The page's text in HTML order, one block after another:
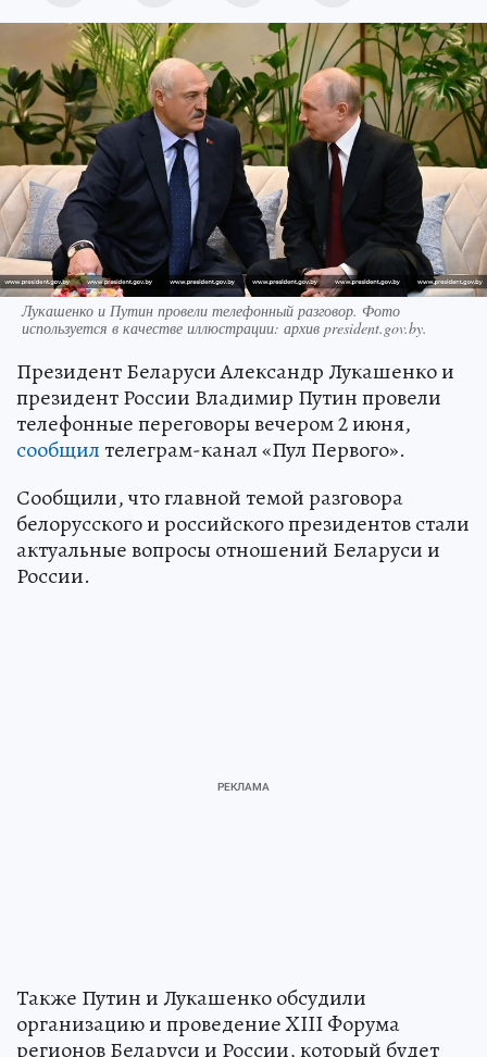
Лукашенко и Путин провели телефонный разговор. Фото
используется в качестве иллюстрации: архив president.gov.by.
Президент Беларуси Александр Лукашенко и
президент России Владимир Путин провели
телефонные переговоры вечером 2 июня,
сообщилтелеграм-канал «Пул Первого».
Сообщили, что главной темой разговора
белорусского и российского президентов стали
актуальные вопросы отношений Беларуси и
России.
Также Путин и Лукашенко обсудили
организацию и проведение XIII Форума
регионов Беларуси и России, который будет